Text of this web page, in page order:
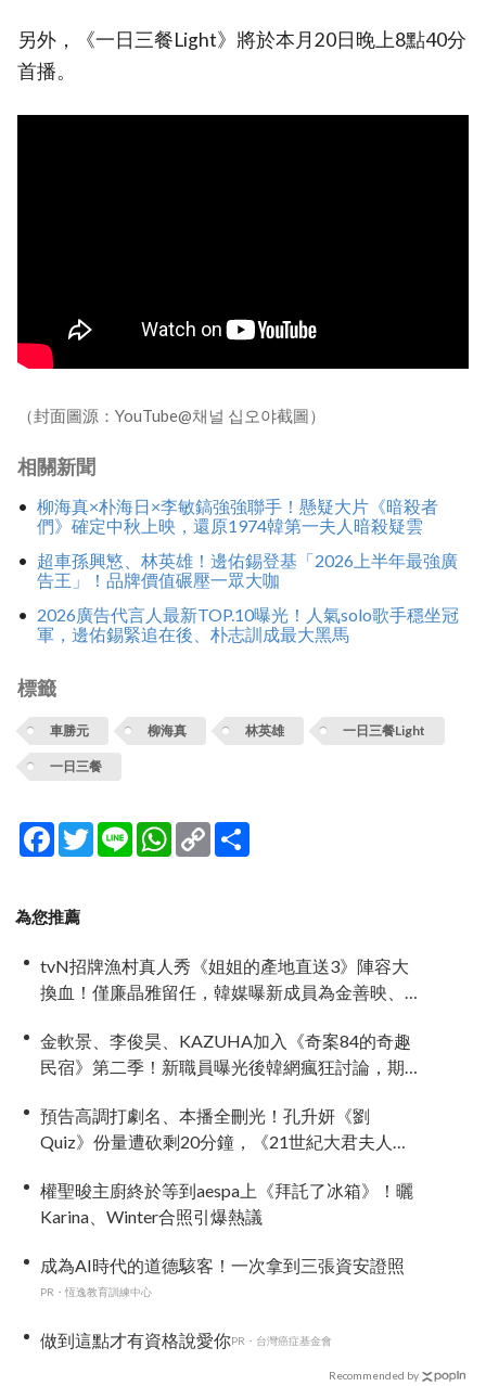
另外，《一日三餐Light》將於本月20日晚上8點40分
首播。
（封面圖源：YouTube@채널 십오야截圖）
相關新聞
柳海真×朴海日×李敏鎬強強聯手！懸疑大片《暗殺者
們》確定中秋上映，還原1974韓第一夫人暗殺疑雲
超車孫興慜、林英雄！邊佑錫登基「2026上半年最強廣
告王」！品牌價值碾壓一眾大咖
2026廣告代言人最新TOP.10曝光！人氣solo歌手穩坐冠
軍，邊佑錫緊追在後、朴志訓成最大黑馬
標籤
車勝元 柳海真 林英雄 一日三餐Light
一日三餐
Facebook
TwitterLine WhatsApp
Copy
Link
為您推薦
tvN招牌漁村真人秀《姐姐的產地直送3》陣容大
換血！僅廉晶雅留任，韓媒曝新成員為金善映、
金軟景、李俊昊、KAZUHA加入《奇案84的奇趣
民宿》第二季！新職員曝光後韓網瘋狂討論，期
預告高調打劇名、本播全刪光！孔升妍《劉
Quiz》份量遭砍剩20分鐘，《21世紀大君夫人》
權聖晙主廚終於等到aespa上《拜託了冰箱》！曬
Karina、Winter合照引爆熱議
成為AI時代的道德駭客！一次拿到三張資安證照
PR・恆逸教育訓練中心
做到這點才有資格說愛你PR・台灣癌症基金會
Recommended by